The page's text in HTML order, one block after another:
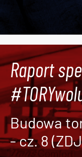
Raport
Budowa
- cz. 8